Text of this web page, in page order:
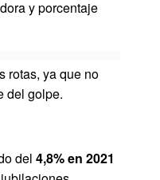
y porcentaje
rotas, ya que no
del golpe.
del 4,8% en 2021